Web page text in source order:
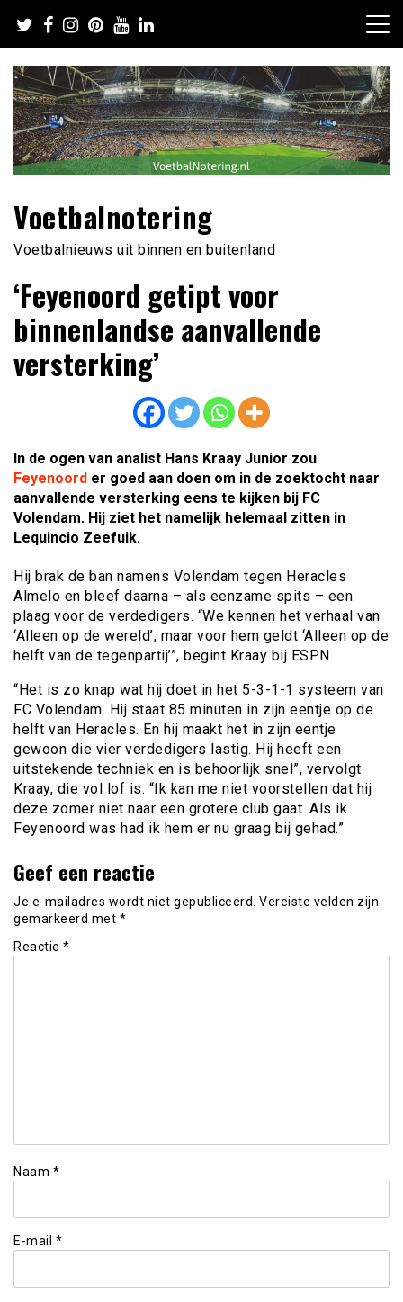
naar
de
inhoud
Voetbalnotering
Voetbalnieuws uit binnen en buitenland
‘Feyenoord getipt voor
binnenlandse aanvallende
versterking’
In de ogen van analist Hans Kraay Junior zou
Feyenoord er goed aan doen om in de zoektocht naar
aanvallende versterking eens te kijken bij FC
Volendam. Hij ziet het namelijk helemaal zitten in
Lequincio Zeefuik.
Hij brak de ban namens Volendam tegen Heracles
Almelo en bleef daarna – als eenzame spits – een
plaag voor de verdedigers. “We kennen het verhaal van
‘Alleen op de wereld’, maar voor hem geldt ‘Alleen op de
helft van de tegenpartij’”, begint Kraay bij ESPN.
“Het is zo knap wat hij doet in het 5-3-1-1 systeem van
FC Volendam. Hij staat 85 minuten in zijn eentje op de
helft van Heracles. En hij maakt het in zijn eentje
gewoon die vier verdedigers lastig. Hij heeft een
uitstekende techniek en is behoorlijk snel”, vervolgt
Kraay, die vol lof is. “Ik kan me niet voorstellen dat hij
deze zomer niet naar een grotere club gaat. Als ik
Feyenoord was had ik hem er nu graag bij gehad.”
Geef een reactie
Je e-mailadres wordt niet gepubliceerd. Vereiste velden zijn
gemarkeerd met *
Reactie *
Naam *
E-mail *